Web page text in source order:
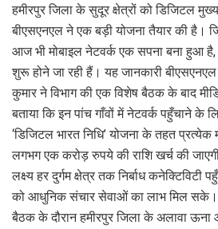
b
o
o
k
er s
A
p
p
gr
a
m
e
हमीरपुर जिला के सुदूर क्षेत्रों को डिजिटल
बीएसएनएल ने एक बड़ी योजना तैयार की है।
आज भी मोबाइल नेटवर्क एक सपना बना हुआ है,
शुरू होने जा रही हैं। यह जानकारी
कुमार ने विभाग की एक विशेष बैठक के बाद
बताया कि इन पांच गाँवों में नेटवर्क पहुँचाने के
‘डिजिटल भारत निधि’ योजना के तहत प्रत्येक
लगभग एक करोड़ रुपये की राशि खर्च की
लक्ष्य हर दुर्गम क्षेत्र तक निर्बाध कनेक्टिविटी
को आधुनिक संचार सेवाओं का लाभ मिल सके।
बैठक के दौरान हमीरपुर जिला के अलावा ऊना